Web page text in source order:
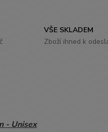
VŠE SKLADEM
Zboží ihned k
- Unisex